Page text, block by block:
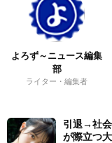
よろず～ニュース編集
部
ライター・編集者
引退→社
が際立つ